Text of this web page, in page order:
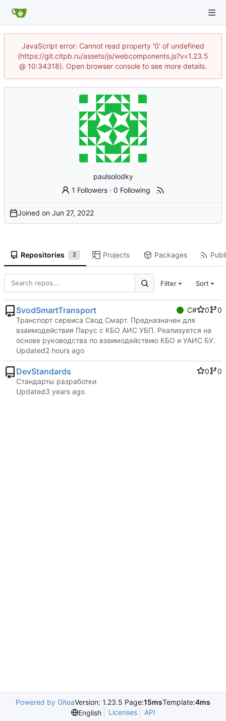
JavaScript error: Cannot read property '0' of undefined
(https://git.citpb.ru/assets/js/webcomponents.js?v=1.23.5
@ 10:34318). Open browser console to see more details.
paulsolodky
1 Followers ·0 Following
Joined on
Repositories 2 Projects Packages
Filter Sort
SvodSmartTransport C# 0
0
Транспорт сервиса Свод Смарт. Предназначен для
взаимодействия Парус с КБО АИС УБП. Реализуется на
основе руководства по взаимодействию КБО и УАИС БУ.
Updated
DevStandards 0
0
Стандарты разработки
Updated
Powered by GiteaVersion: 1.23.5 Page:15msTemplate:4ms
English
Licenses API